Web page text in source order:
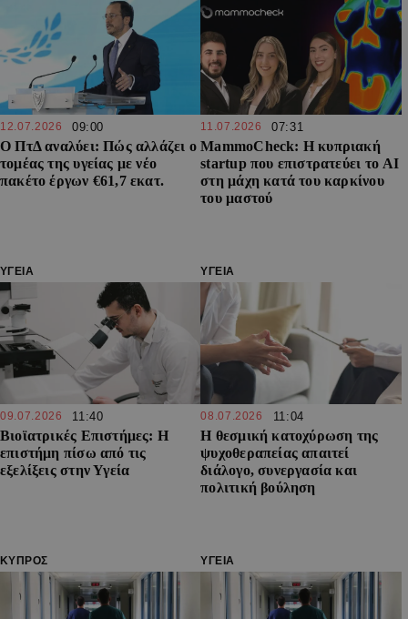
12.07.2026 09:00
Ο ΠτΔ αναλύει: Πώς αλλάζει ο
τομέας της υγείας με νέο
πακέτο έργων €61,7 εκατ.
11.07.2026 07:31
MammoCheck: Η κυπριακή
startup που επιστρατεύει το AI
στη μάχη κατά του καρκίνου
του μαστού
ΥΓΕΙΑ
09.07.2026 11:40
Βιοϊατρικές Επιστήμες: Η
επιστήμη πίσω από τις
εξελίξεις στην Υγεία
ΥΓΕΙΑ
08.07.2026 11:04
Η θεσμική κατοχύρωση της
ψυχοθεραπείας απαιτεί
διάλογο, συνεργασία και
πολιτική βούληση
ΚΥΠΡΟΣ ΥΓΕΙΑ